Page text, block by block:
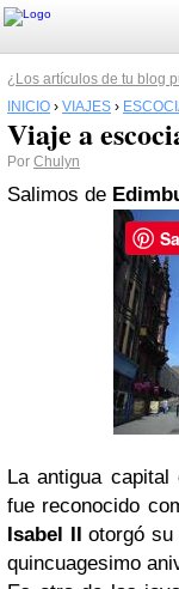
¿Los artículos de tu blog
INICIO › VIAJES ›
Viaje a
Por Chulyn
Salimos de
La antigua
fue reconocido
Isabel II otorgó su
quincuagesimo